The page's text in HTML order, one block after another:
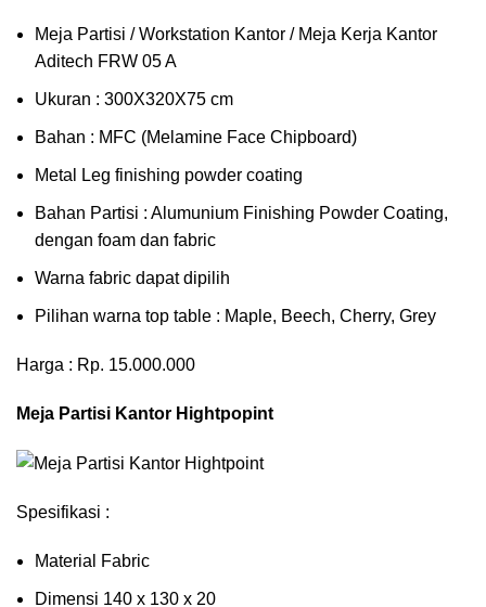
Meja Partisi / Workstation Kantor / Meja Kerja Kantor
Aditech FRW 05 A
Ukuran : 300X320X75 cm
Bahan : MFC (Melamine Face Chipboard)
Metal Leg finishing powder coating
Bahan Partisi : Alumunium Finishing Powder Coating,
dengan foam dan fabric
Warna fabric dapat dipilih
Pilihan warna top table : Maple, Beech, Cherry, Grey
Harga : Rp. 15.000.000
Meja Partisi Kantor Hightpopint
Spesifikasi :
Material Fabric
Dimensi 140 x 130 x 20